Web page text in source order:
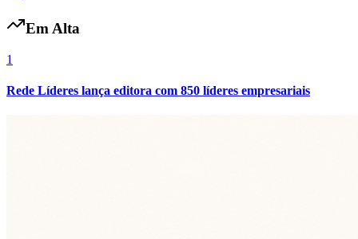
Em Alta
1
Rede Líderes lança editora com 850 líderes empresariais